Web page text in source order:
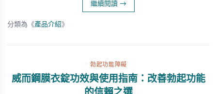
繼續閱讀 →
分類為《產品介紹》
勃起功能障礙
威而鋼膜衣錠功效與使用指南：改善勃起功能